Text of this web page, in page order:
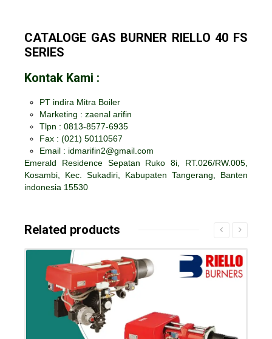
CATALOGE GAS BURNER RIELLO 40 FS
SERIES
Kontak Kami :
PT indira Mitra Boiler
Marketing : zaenal arifin
Tlpn : 0813-8577-6935
Fax : (021) 50110567
Email : idmarifin2@gmail.com
Emerald Residence Sepatan Ruko 8i, RT.026/RW.005,
Kosambi, Kec. Sukadiri, Kabupaten Tangerang, Banten
indonesia 15530
Related products
Details